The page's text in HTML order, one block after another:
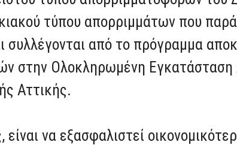
τύπου απορριμμάτων που
συλλέγονται από το πρόγραμμα
στην Ολοκληρωμένη Εγκατάσταση
Αττικής.
να εξασφαλιστεί